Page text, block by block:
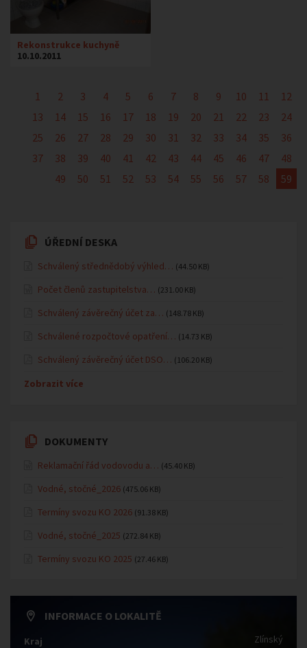
Rekonstrukce kuchyně
10.10.2011
1 2 3 4 5 6 7 8 9 10 11
12
13
14 15 16 17 18 19 20 21 22 23
24
25
26 27 28 29 30 31 32 33 34 35
36
37
38 39 40 41 42 43 44 45 46 47
48
49
50 51 52 53 54 55 56 57 58 59
ÚŘEDNÍ DESKA
Schválený střednědobý výhled… (44.50 KB)
Počet členů zastupitelstva… (231.00 KB)
Schválený závěrečný účet za… (148.78 KB)
Schválené rozpočtové opatření… (14.73 KB)
Schválený závěrečný účet DSO… (106.20 KB)
Zobrazit více
DOKUMENTY
Reklamační řád vodovodu a… (45.40 KB)
Vodné, stočné_2026 (475.06 KB)
Termíny svozu KO 2026 (91.38 KB)
Vodné, stočné_2025 (272.84 KB)
Termíny svozu KO 2025 (27.46 KB)
INFORMACE O LOKALITĚ
Kraj Zlínský